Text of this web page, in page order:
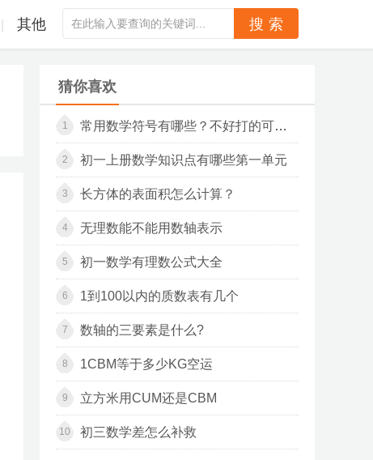
其他
猜你喜欢
1 常用数学符号有哪些？不好打的可复制
2 初一上册数学知识点有哪些第一单元
3 长方体的表面积怎么计算？
4 无理数能不能用数轴表示
5 初一数学有理数公式大全
6 1到100以内的质数表有几个
7 数轴的三要素是什么?
8 1CBM等于多少KG空运
9 立方米用CUM还是CBM
10 初三数学差怎么补救